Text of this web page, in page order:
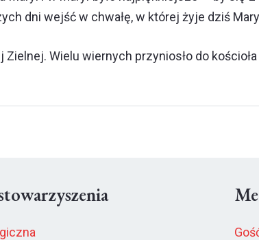
dni wejść w chwałę, w której żyje dziś
Wielu wiernych przyniosło do